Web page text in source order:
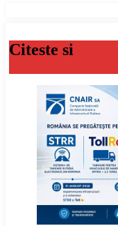
Citeste si